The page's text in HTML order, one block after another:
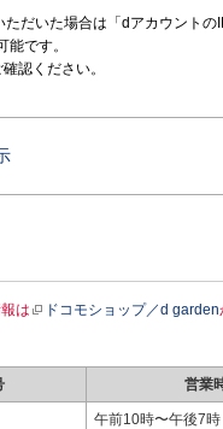
だいた場合は「dアカウント
です。
確認ください。
は ドコモショップ／d garden
営業
午前10時〜午後7時